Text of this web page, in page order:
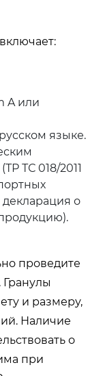
A или
языке.
ТС 018/2011
о
проведите
и размеру,
Наличие
о
при